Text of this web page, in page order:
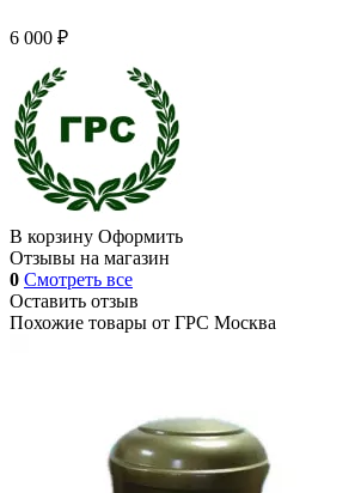
6 000 ₽
В корзину Оформить
Отзывы на магазин
0 Смотреть все
Оставить отзыв
Похожие товары от ГРС Москва